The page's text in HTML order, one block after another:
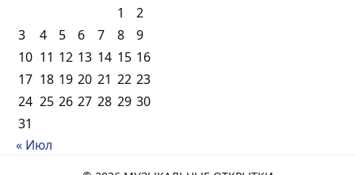
1
2
3
4 5 6 7 8
9
10 11 12 13 14 15 16
17 18 19 20 21 22 23
24 25 26 27 28 29 30
31
« Июл